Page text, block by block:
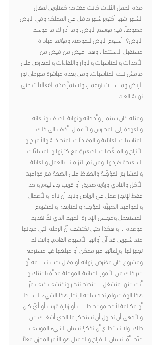
هذه الجمل الثلاث كانت مقترحة كعناوين لمقال
الشهر. شهر أكتوبر شهر حافل في المملكة وفي الرياض
خصوصاً، فيه موسم الرياض، وما أدراك ما موسم
الرياض؟! أسبوع الرياض للموضة، ومؤتمر مبادرة
مستقبل الاستثمار، وهذا غيض من فيض من
الأحداث والمناسبات والزوار واللقاءات والمعارض على
هامش تلك المناسبات. ومن بعده مباشرة مهرجان نور
الرياض ومناسبات نوفمبر، وتستمرّ هذه الفعاليات حتى
نهاية العام.
ومثله كان سبتمبر وأحداثه ونهاية الصيف وتبعاته
والعودة إلى المدارس والأعمال، أضف إلى ذلك
المناسبات العائلية و المفاجآت المتداخلة والأفراح و
الأتراح و المنغّصات الصغيرة مع كثرتها و المسليّات
السعيدة بفرحها. ومن ثم التزاماتنا بالعمل والعائلة
والمشاريع المؤجّلة والحفاظ على الصحة مع مواعيد
الأكل والنادي ورؤية صديق أو قريب جاء ليوم واحد
فقط لإنجاز عمل في الرياض ونريد أن نراه، والأعمال
والمواعيد الطبيّة المؤجلة والمتابعة، والمشروع
المستعجل ومجلس الإدارة المهم الذي تمّ تقديم
موعده ... و هكذا حتى تكتشف أنّ الرحلة التي حجزتها
منذ شهرين قد آن أوانها الأسبوع القادم، وأنت لم
تجهز لها، وإلغائها غير ممكن أو مبلغها غير مسترجع
ومشروع كان مفترض إنهائه أو مقال يجب تسليمه أو
غير ذلك من الأمور الحياتية المؤجلة فجأة باغتتك و
أنت عنها منشغل... عندئذ تنظر وتكتشف كيف مرّ
هذا الوقت ولم تجد ساعه لإنجاز هذا الشيء البسيط،
أو مكالمة لأخذ موعد طبيب أو زيارة قريب أو أيّ كان.
والأدهى أن تحاول أن تستذكر ما الذي أشغلك عن
ذلك، ولا تستطيع أن تذكر! نسيان الشيء المؤسف
جيّد، أمّا نسيان الافراح والجميل هو الأمر المحزن فعلاً.